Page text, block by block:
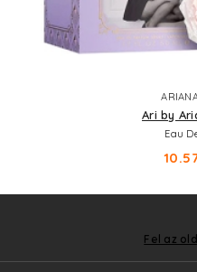
Ari by
Eau
Fel az